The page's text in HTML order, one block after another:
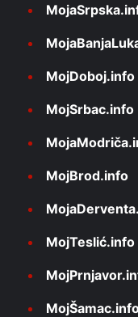
MojDoboj.info
MojSrbac.info
MojBrod.info
MojTeslić.info